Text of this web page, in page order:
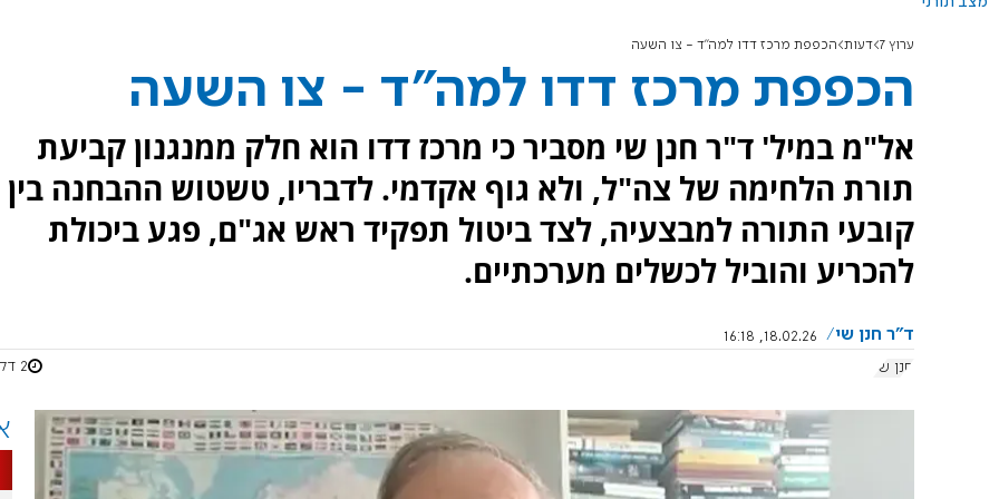
ערוץ 7 דעות הכפפת מרכז דדו למה"ד - צו השעה
הכפפת מרכז דדו למה"ד - צו השעה
אל"מ במיל' ד"ר חנן שי מסביר כי מרכז דדו הוא חלק ממנגנון קביעת
תורת הלחימה של צה"ל, ולא גוף אקדמי. לדבריו, טשטוש ההבחנה בין
קובעי התורה למבצעיה, לצד ביטול תפקיד ראש אג"ם, פגע ביכולת
להכריע והוביל לכשלים מערכתיים.
ד"ר חנן שי
18.02.26, 16:18
חנן שי
2 דקות